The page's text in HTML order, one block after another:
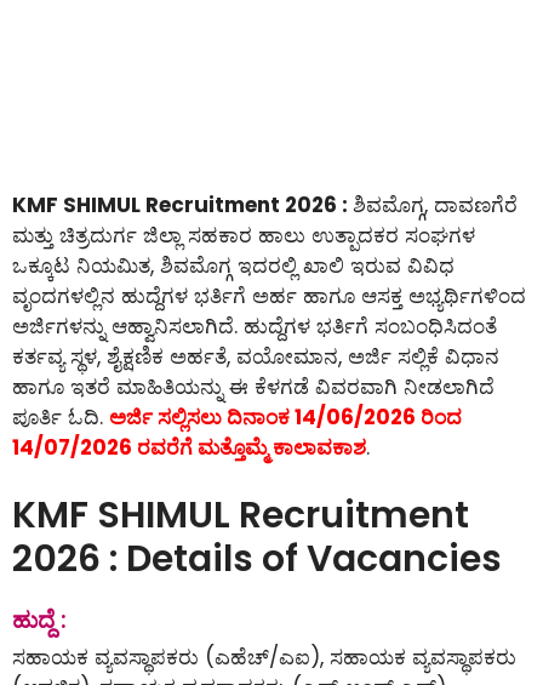
KMF SHIMUL Recruitment 2026 : ಶಿವಮೊಗ್ಗ, ದಾವಣಗೆರೆ
ಮತ್ತು ಚಿತ್ರದುರ್ಗ ಜಿಲ್ಲಾ ಸಹಕಾರ ಹಾಲು ಉತ್ಪಾದಕರ ಸಂಘಗಳ
ಒಕ್ಕೂಟ ನಿಯಮಿತ, ಶಿವಮೊಗ್ಗ ಇದರಲ್ಲಿ ಖಾಲಿ ಇರುವ ವಿವಿಧ
ವೃಂದಗಳಲ್ಲಿನ ಹುದ್ದೆಗಳ ಭರ್ತಿಗೆ ಅರ್ಹ ಹಾಗೂ ಆಸಕ್ತ ಅಭ್ಯರ್ಥಿಗಳಿಂದ
ಅರ್ಜಿಗಳನ್ನು ಆಹ್ವಾನಿಸಲಾಗಿದೆ. ಹುದ್ದೆಗಳ ಭರ್ತಿಗೆ ಸಂಬಂಧಿಸಿದಂತೆ
ಕರ್ತವ್ಯ ಸ್ಥಳ, ಶೈಕ್ಷಣಿಕ ಅರ್ಹತೆ, ವಯೋಮಾನ, ಅರ್ಜಿ ಸಲ್ಲಿಕೆ ವಿಧಾನ
ಹಾಗೂ ಇತರೆ ಮಾಹಿತಿಯನ್ನು ಈ ಕೆಳಗಡೆ ವಿವರವಾಗಿ ನೀಡಲಾಗಿದೆ
ಪೂರ್ತಿ ಓದಿ. ಅರ್ಜಿ ಸಲ್ಲಿಸಲು ದಿನಾಂಕ 14/06/2026 ರಿಂದ
14/07/2026 ರವರೆಗೆ ಮತ್ತೊಮ್ಮೆ ಕಾಲಾವಕಾಶ.
KMF SHIMUL Recruitment
2026 : Details of Vacancies
ಹುದ್ದೆ :
ಸಹಾಯಕ ವ್ಯವಸ್ಥಾಪಕರು (ಎಹೆಚ್/ಎಐ), ಸಹಾಯಕ ವ್ಯವಸ್ಥಾಪಕರು